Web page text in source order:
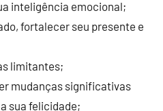
inteligência emocional;
fortalecer seu presente e
limitantes;
mudanças significativas
sua felicidade;